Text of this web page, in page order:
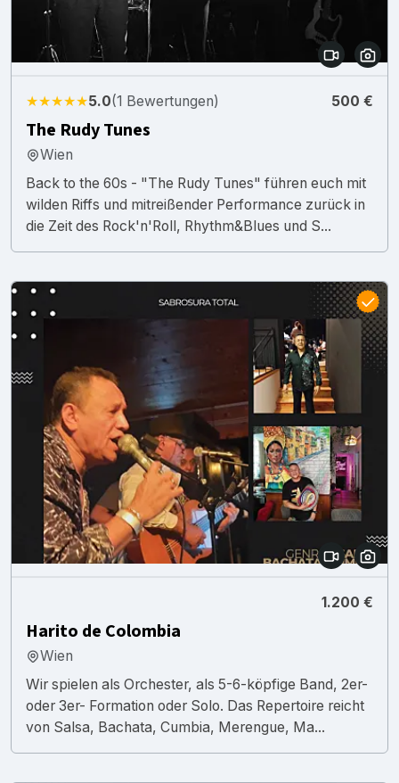
★★★★★5.0(1 Bewertungen) 500 €
The Rudy Tunes
Wien
Back to the 60s - "The Rudy Tunes" führen euch mit
wilden Riffs und mitreißender Performance zurück in
die Zeit des Rock'n'Roll, Rhythm&Blues und S...
1.200 €
Harito de Colombia
Wien
Wir spielen als Orchester, als 5-6-köpfige Band, 2er-
oder 3er- Formation oder Solo. Das Repertoire reicht
von Salsa, Bachata, Cumbia, Merengue, Ma...